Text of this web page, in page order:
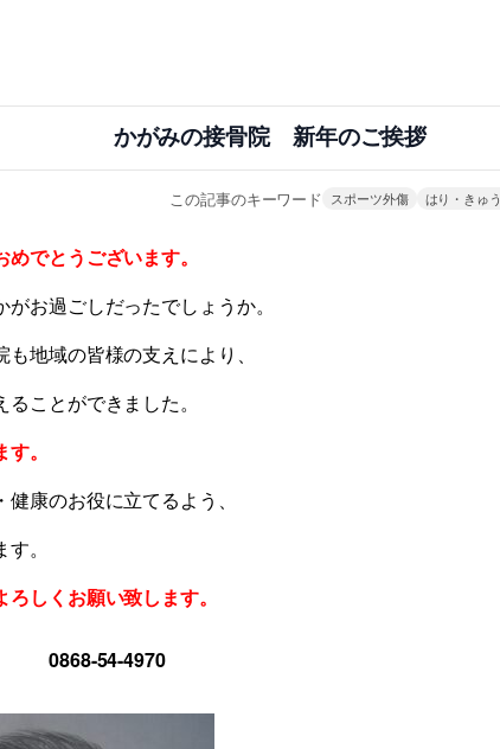
かがみの接骨院 新年のご挨拶
この記事のキーワード スポーツ外傷 はり・きゅう
でとうございます。
お過ごしだったでしょうか。
地域の皆様の支えにより、
ことができました。
。
康のお役に立てるよう、
。
しくお願い致します。
0868-54-4970